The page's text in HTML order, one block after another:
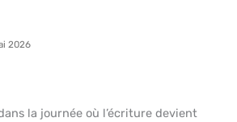
2026
la journée où l’écriture devient